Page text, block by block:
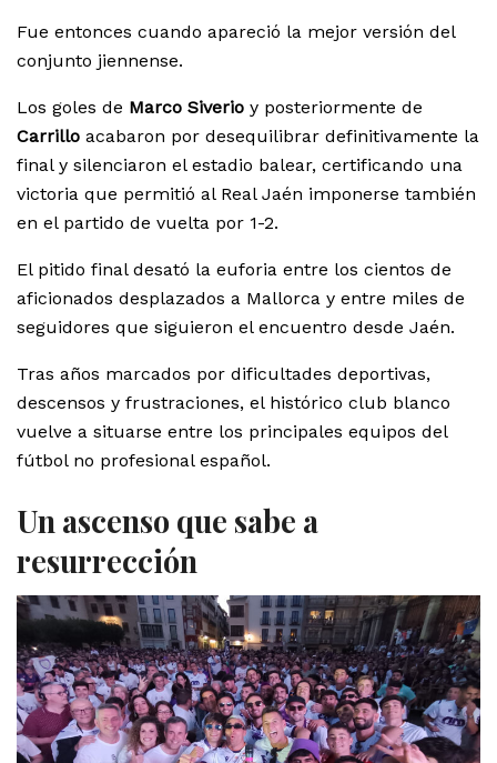
Fue entonces cuando apareció la mejor versión del
conjunto jiennense.
Los goles de Marco Siverio y posteriormente de
Carrillo acabaron por desequilibrar definitivamente la
final y silenciaron el estadio balear, certificando una
victoria que permitió al Real Jaén imponerse también
en el partido de vuelta por 1-2.
El pitido final desató la euforia entre los cientos de
aficionados desplazados a Mallorca y entre miles de
seguidores que siguieron el encuentro desde Jaén.
Tras años marcados por dificultades deportivas,
descensos y frustraciones, el histórico club blanco
vuelve a situarse entre los principales equipos del
fútbol no profesional español.
Un ascenso que sabe a
resurrección